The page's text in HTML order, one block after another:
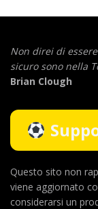
Non direi di
sicuro sono nella
Brian Clough
Questo sito non
viene aggiornato
considerarsi un